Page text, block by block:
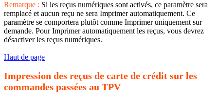
Remarque : Si les reçus numériques sont activés, ce paramètre sera
remplacé et aucun reçu ne sera Imprimer automatiquement. Ce
paramètre se comportera plutôt comme Imprimer uniquement sur
demande. Pour Imprimer automatiquement les reçus, vous devrez
désactiver les reçus numériques.
Haut de page
Impression des reçus de carte de crédit sur les
commandes passées au TPV